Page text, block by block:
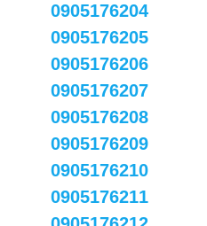
0905176204
0905176205
0905176206
0905176207
0905176208
0905176209
0905176210
0905176211